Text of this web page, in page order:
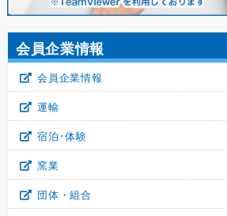
会員企業情報
会員企業情報
運輸
宿泊･体験
窯業
団体・組合